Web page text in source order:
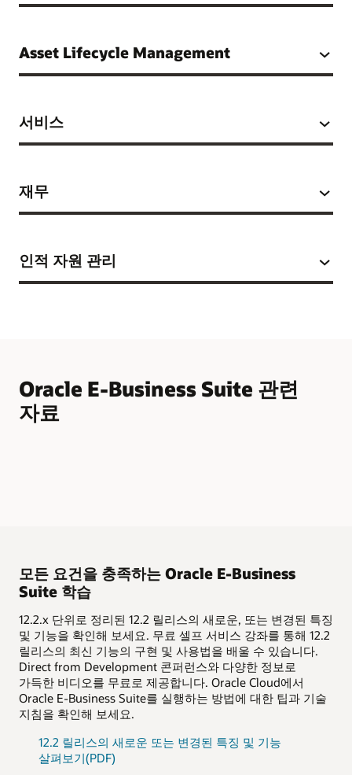
Asset Lifecycle Management
서비스
재무
인적 자원 관리
Oracle E-Business Suite 관련
자료
모든 요건을 충족하는 Oracle E-Business
Suite 학습
12.2.x 단위로 정리된 12.2 릴리스의 새로운, 또는 변경된 특징
및 기능을 확인해 보세요. 무료 셀프 서비스 강좌를 통해 12.2
릴리스의 최신 기능의 구현 및 사용법을 배울 수 있습니다.
Direct from Development 콘퍼런스와 다양한 정보로
가득한 비디오를 무료로 제공합니다. Oracle Cloud에서
Oracle E-Business Suite를 실행하는 방법에 대한 팁과 기술
지침을 확인해 보세요.
12.2 릴리스의 새로운 또는 변경된 특징 및 기능
살펴보기(PDF)